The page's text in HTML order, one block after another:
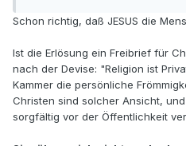
Schon richtig, daß JESUS die
Ist die Erlösung ein Freibrief für
nach der Devise: "Religion ist
Kammer die persönliche
Christen sind solcher Ansicht,
sorgfältig vor der Öffentlichkeit